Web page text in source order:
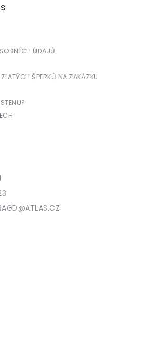
ÚDAJŮ
ŠPERKŮ NA ZAKÁZKU
@ATLAS.CZ